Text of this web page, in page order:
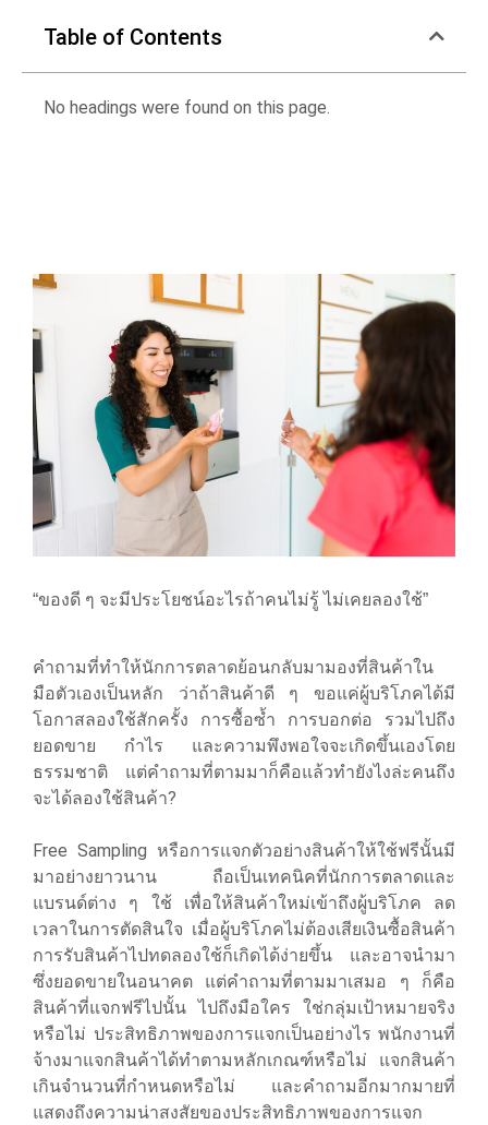
Table of Contents
No headings were found on this page.
“ของดี ๆ จะมีประโยชน์อะไรถ้าคนไม่รู้ ไม่เคยลองใช้”
คำถามที่ทำให้นักการตลาดย้อนกลับมามองที่สินค้าใน
มือตัวเองเป็นหลัก ว่าถ้าสินค้าดี ๆ ขอแค่ผู้บริโภคได้มี
โอกาสลองใช้สักครั้ง การซื้อซ้ำ การบอกต่อ รวมไปถึง
ยอดขาย กำไร และความพึงพอใจจะเกิดขึ้นเองโดย
ธรรมชาติ แต่คำถามที่ตามมาก็คือแล้วทำยังไงล่ะคนถึง
จะได้ลองใช้สินค้า?
Free Sampling หรือการแจกตัวอย่างสินค้าให้ใช้ฟรีนั้นมี
มาอย่างยาวนาน ถือเป็นเทคนิคที่นักการตลาดและ
แบรนด์ต่าง ๆ ใช้ เพื่อให้สินค้าใหม่เข้าถึงผู้บริโภค ลด
เวลาในการตัดสินใจ เมื่อผู้บริโภคไม่ต้องเสียเงินซื้อสินค้า
การรับสินค้าไปทดลองใช้ก็เกิดได้ง่ายขึ้น และอาจนำมา
ซึ่งยอดขายในอนาคต แต่คำถามที่ตามมาเสมอ ๆ ก็คือ
สินค้าที่แจกฟรีไปนั้น ไปถึงมือใคร ใช่กลุ่มเป้าหมายจริง
หรือไม่ ประสิทธิภาพของการแจกเป็นอย่างไร พนักงานที่
จ้างมาแจกสินค้าได้ทำตามหลักเกณฑ์หรือไม่ แจกสินค้า
เกินจำนวนที่กำหนดหรือไม่ และคำถามอีกมากมายที่
แสดงถึงความน่าสงสัยของประสิทธิภาพของการแจก